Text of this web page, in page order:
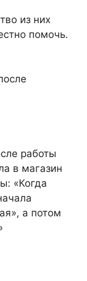
из них
помочь.
работы
в магазин
«Когда
а потом